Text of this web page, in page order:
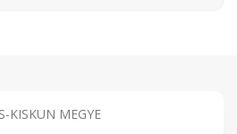
KISKUN MEGYE